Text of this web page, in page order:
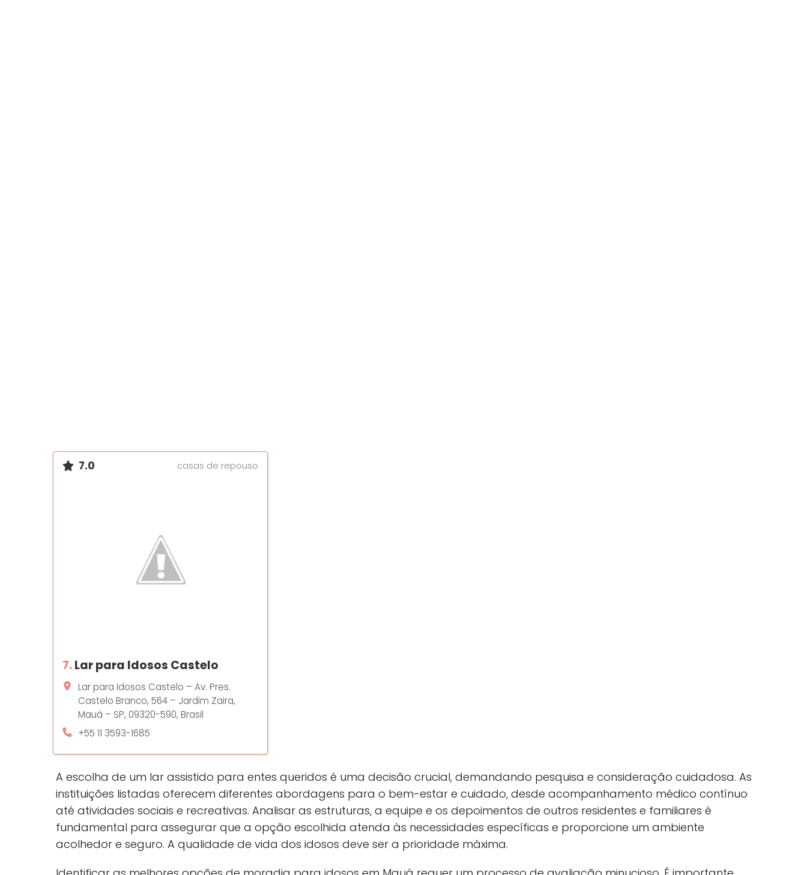
7.0 casas de repouso
7.Lar para Idosos Castelo
Lar para Idosos Castelo – Av. Pres.
Castelo Branco, 564 – Jardim Zaira,
Mauá – SP, 09320-590, Brasil
+55 11 3593-1685
A escolha de um lar assistido para entes queridos é uma decisão crucial, demandando pesquisa e consideração cuidadosa. As
instituições listadas oferecem diferentes abordagens para o bem-estar e cuidado, desde acompanhamento médico contínuo
até atividades sociais e recreativas. Analisar as estruturas, a equipe e os depoimentos de outros residentes e familiares é
fundamental para assegurar que a opção escolhida atenda às necessidades específicas e proporcione um ambiente
acolhedor e seguro. A qualidade de vida dos idosos deve ser a prioridade máxima.